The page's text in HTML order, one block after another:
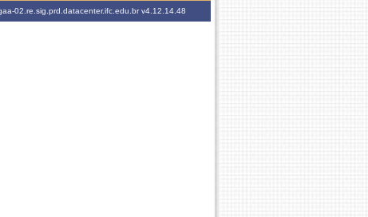
02.re.sig.prd.datacenter.ifc.edu.brv4.12.14.48